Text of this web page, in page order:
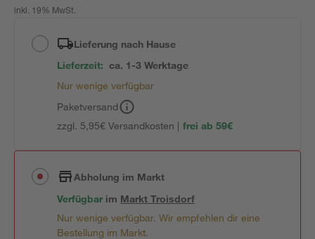
inkl. 19% MwSt.
Lieferung nach Hause
Lieferzeit: ca. 1-3 Werktage
Nur wenige verfügbar
Paketversand
zzgl. 5,95€ Versandkosten | frei ab 59€
Abholung im Markt
Verfügbar im MarktTroisdorf
Nur wenige verfügbar. Wir empfehlen dir eine
Bestellung im Markt.